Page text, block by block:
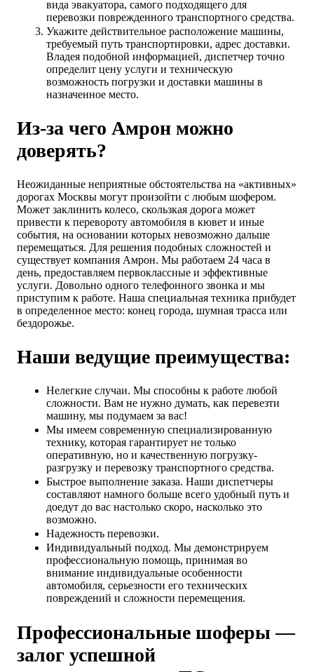
вида эвакуатора, самого подходящего для
перевозки поврежденного транспортного средства.
Укажите действительное расположение машины,
требуемый путь транспортировки, адрес доставки.
Владея подобной информацией, диспетчер точно
определит цену услуги и техническую
возможность погрузки и доставки машины в
назначенное место.
Из-за чего Амрон можно
доверять?
Неожиданные неприятные обстоятельства на «активных»
дорогах Москвы могут произойти с любым шофером.
Может заклинить колесо, скользкая дорога может
привести к перевороту автомобиля в кювет и иные
события, на основании которых невозможно дальше
перемещаться. Для решения подобных сложностей и
существует компания Амрон. Мы работаем 24 часа в
день, предоставляем первоклассные и эффективные
услуги. Довольно одного телефонного звонка и мы
приступим к работе. Наша специальная техника прибудет
в определенное место: конец города, шумная трасса или
бездорожье.
Наши ведущие преимущества:
Нелегкие случаи. Мы способны к работе любой
сложности. Вам не нужно думать, как перевезти
машину, мы подумаем за вас!
Мы имеем современную специализированную
технику, которая гарантирует не только
оперативную, но и качественную погрузку-
разгрузку и перевозку транспортного средства.
Быстрое выполнение заказа. Наши диспетчеры
составляют намного больше всего удобный путь и
доедут до вас настолько скоро, насколько это
возможно.
Надежность перевозки.
Индивидуальный подход. Мы демонстрируем
профессиональную помощь, принимая во
внимание индивидуальные особенности
автомобиля, серьезности его технических
повреждений и сложности перемещения.
Профессиональные шоферы —
залог успешной